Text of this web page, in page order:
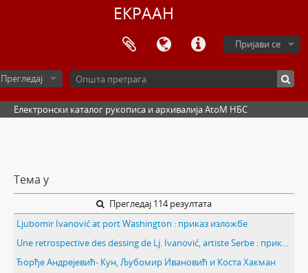
ЕКРААН
Пријави се
Прегледај
Електронски каталог рукописа и архивалија AtoM НБС
Тема у
Прегледај 114 резултата
Ljubomir Ivanović at port Washington : приказ изложбе
Une retrospective des dessing de Lj. Ivanović, artiste Serbe : приказ изложбе
Ђорђе Андрејевић- Кун, Љубомир Ивановић и Коста Хакман